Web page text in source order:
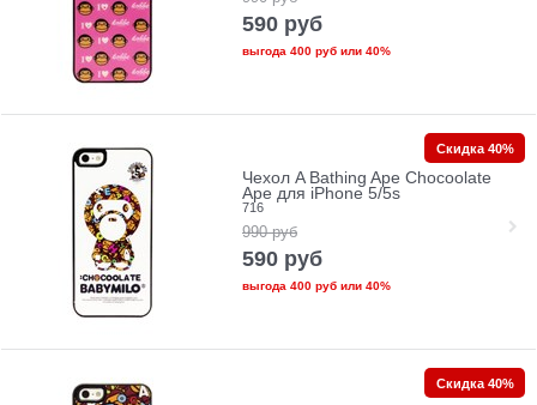
590 руб
выгода 400 рубили 40%
Чехол A Bathing Ape Chocoolate
Ape для iPhone 5/5s
716
990 руб
590 руб
выгода 400 рубили 40%
Скидка 40%
Скидка 40%